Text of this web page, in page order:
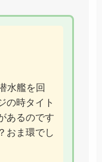
水艦を回
の時タイト
あるのです
おま環でし